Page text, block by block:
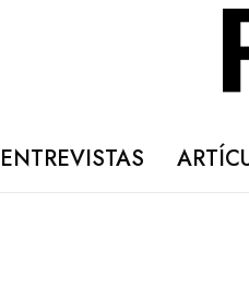
ENTREVISTAS